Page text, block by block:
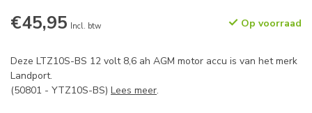
€45,95 Incl. btw Op voorraad
Deze LTZ10S-BS 12 volt 8,6 ah AGM motor accu is van het merk
Landport.
(50801 - YTZ10S-BS) Lees meer.